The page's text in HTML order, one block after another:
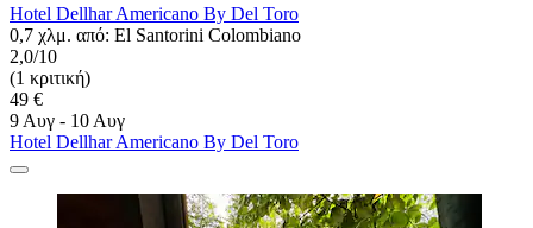
Hotel Dellhar Americano By Del Toro
0,7 χλμ. από: El Santorini Colombiano
2,0/10
(1 κριτική)
49 €
9 Αυγ - 10 Αυγ
Hotel Dellhar Americano By Del Toro